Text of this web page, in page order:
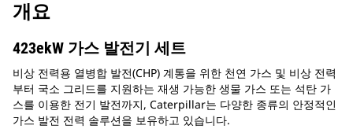
개요
423ekW 가스 발전기 세트
비상 전력용 열병합 발전(CHP) 계통을 위한 천연 가스 및 비상 전력
부터 국소 그리드를 지원하는 재생 가능한 생물 가스 또는 석탄 가
스를 이용한 전기 발전까지, Caterpillar는 다양한 종류의 안정적인
가스 발전 전력 솔루션을 보유하고 있습니다.